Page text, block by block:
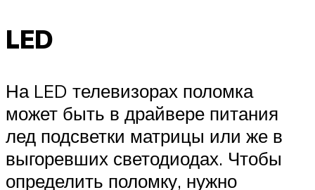
LED
На LED телевизорах поломка
может быть в драйвере питания
лед подсветки матрицы или же в
выгоревших светодиодах. Чтобы
определить поломку, нужно